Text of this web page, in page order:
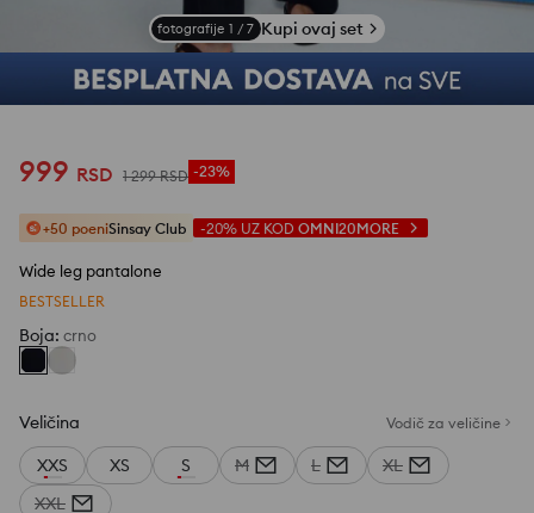
fotografije 1 / 7 Kupi ovaj set
999 RSD 1 299 RSD -23%
+50 poeniSinsay Club -20% UZ KOD OMNI20MORE
Wide leg pantalone
BESTSELLER
Boja: crno
Veličina Vodič za veličine
XXS XS S M L
XL
XXL